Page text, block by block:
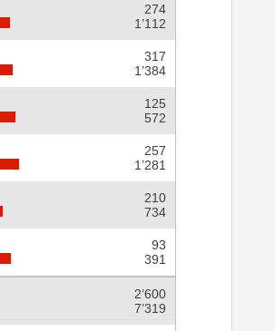
274
1’112
317
1’384
125
572
257
1’281
210
734
93
391
2’600
7’319